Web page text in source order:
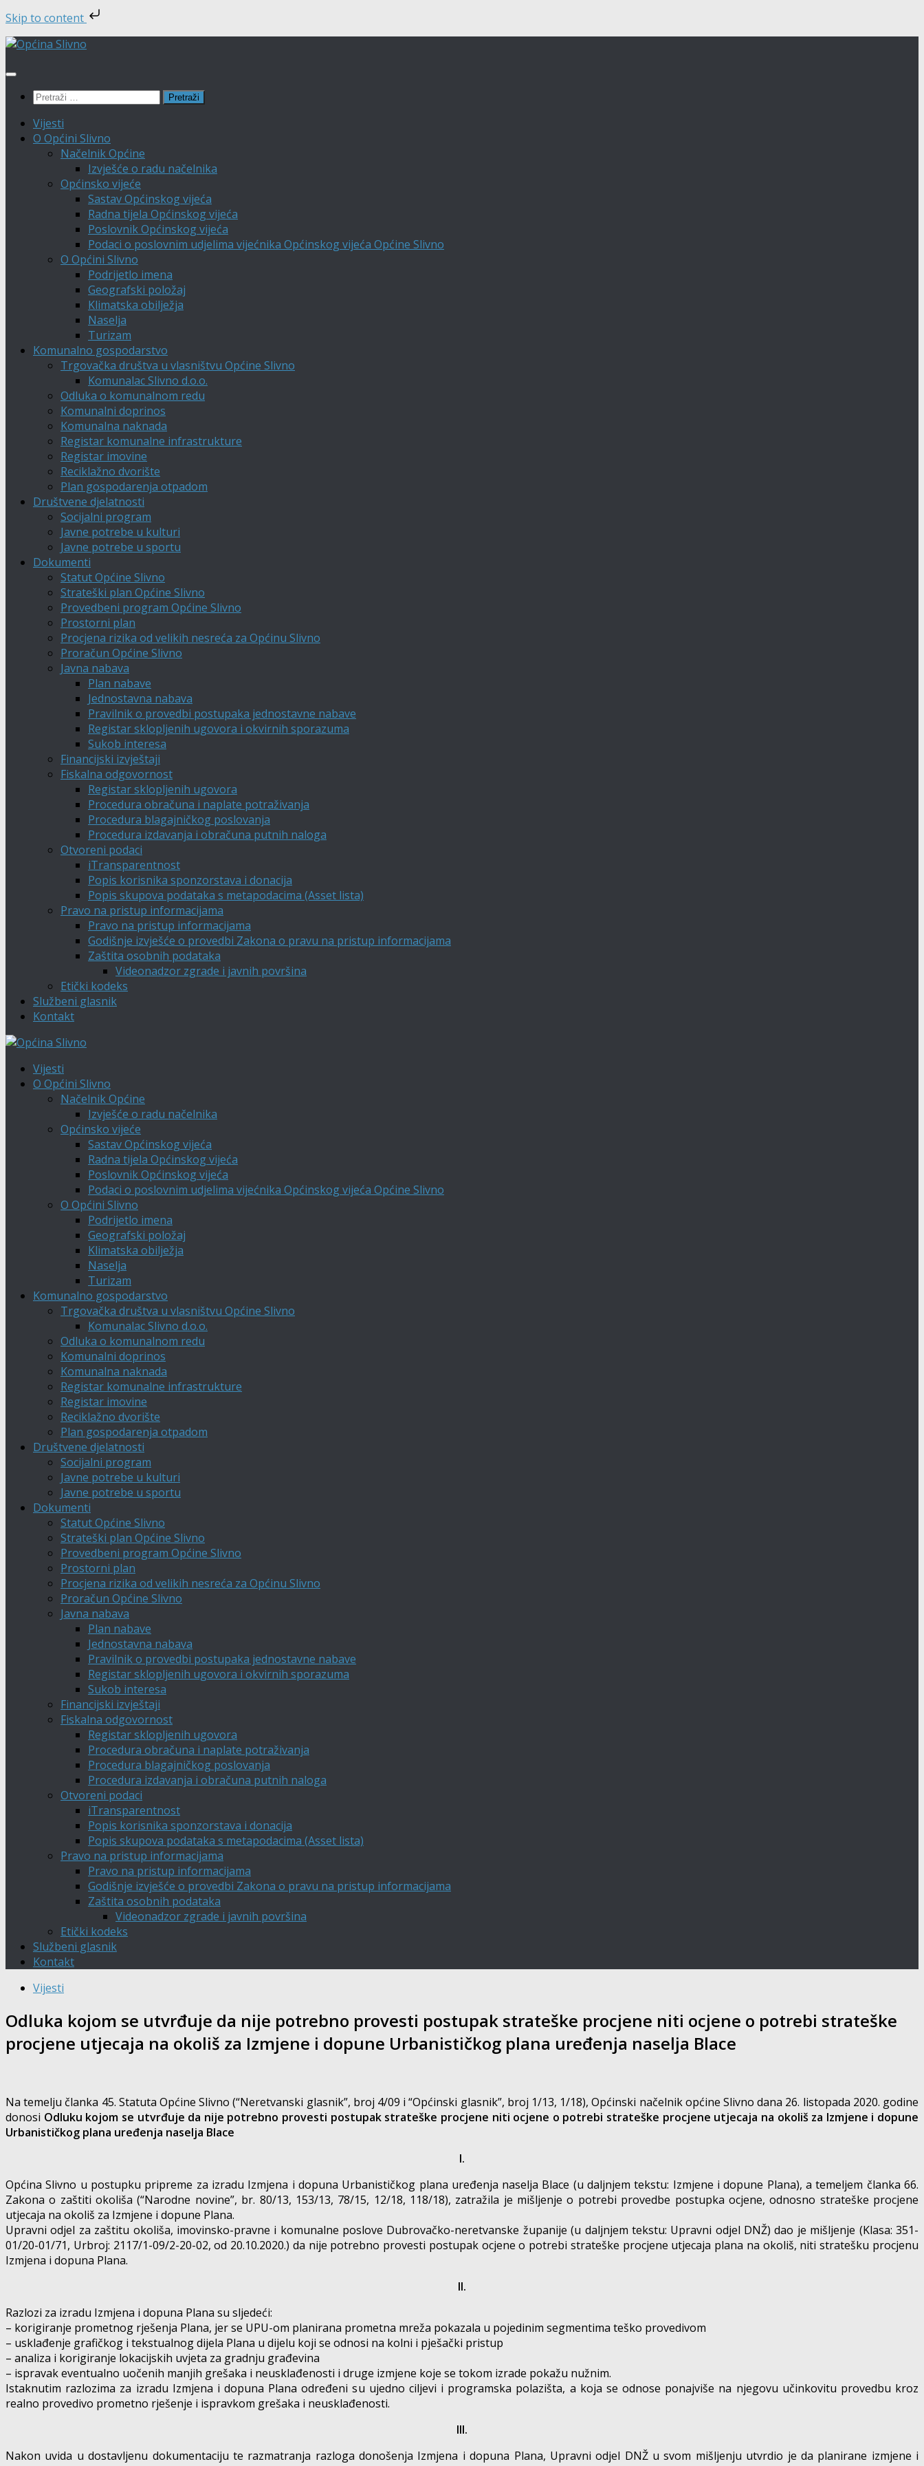
Skip to content
Skip
content
Pretraži:
Vijesti
O Općini Slivno
Načelnik Općine
Izvješće o radu načelnika
Općinsko vijeće
Sastav Općinskog vijeća
Radna tijela Općinskog vijeća
Poslovnik Općinskog vijeća
Podaci o poslovnim udjelima vijećnika Općinskog vijeća Općine Slivno
O Općini Slivno
Podrijetlo imena
Geografski položaj
Klimatska obilježja
Naselja
Turizam
Komunalno gospodarstvo
Trgovačka društva u vlasništvu Općine Slivno
Komunalac Slivno d.o.o.
Odluka o komunalnom redu
Komunalni doprinos
Komunalna naknada
Registar komunalne infrastrukture
Registar imovine
Reciklažno dvorište
Plan gospodarenja otpadom
Društvene djelatnosti
Socijalni program
Javne potrebe u kulturi
Javne potrebe u sportu
Dokumenti
Statut Općine Slivno
Strateški plan Općine Slivno
Provedbeni program Općine Slivno
Prostorni plan
Procjena rizika od velikih nesreća za Općinu Slivno
Proračun Općine Slivno
Javna nabava
Plan nabave
Jednostavna nabava
Pravilnik o provedbi postupaka jednostavne nabave
Registar sklopljenih ugovora i okvirnih sporazuma
Sukob interesa
Financijski izvještaji
Fiskalna odgovornost
Registar sklopljenih ugovora
Procedura obračuna i naplate potraživanja
Procedura blagajničkog poslovanja
Procedura izdavanja i obračuna putnih naloga
Otvoreni podaci
iTransparentnost
Popis korisnika sponzorstava i donacija
Popis skupova podataka s metapodacima (Asset lista)
Pravo na pristup informacijama
Pravo na pristup informacijama
Godišnje izvješće o provedbi Zakona o pravu na pristup informacijama
Zaštita osobnih podataka
Videonadzor zgrade i javnih površina
Etički kodeks
Službeni glasnik
Kontakt
Vijesti
O Općini Slivno
Načelnik Općine
Izvješće o radu načelnika
Općinsko vijeće
Sastav Općinskog vijeća
Radna tijela Općinskog vijeća
Poslovnik Općinskog vijeća
Podaci o poslovnim udjelima vijećnika Općinskog vijeća Općine Slivno
O Općini Slivno
Podrijetlo imena
Geografski položaj
Klimatska obilježja
Naselja
Turizam
Komunalno gospodarstvo
Trgovačka društva u vlasništvu Općine Slivno
Komunalac Slivno d.o.o.
Odluka o komunalnom redu
Komunalni doprinos
Komunalna naknada
Registar komunalne infrastrukture
Registar imovine
Reciklažno dvorište
Plan gospodarenja otpadom
Društvene djelatnosti
Socijalni program
Javne potrebe u kulturi
Javne potrebe u sportu
Dokumenti
Statut Općine Slivno
Strateški plan Općine Slivno
Provedbeni program Općine Slivno
Prostorni plan
Procjena rizika od velikih nesreća za Općinu Slivno
Proračun Općine Slivno
Javna nabava
Plan nabave
Jednostavna nabava
Pravilnik o provedbi postupaka jednostavne nabave
Registar sklopljenih ugovora i okvirnih sporazuma
Sukob interesa
Financijski izvještaji
Fiskalna odgovornost
Registar sklopljenih ugovora
Procedura obračuna i naplate potraživanja
Procedura blagajničkog poslovanja
Procedura izdavanja i obračuna putnih naloga
Otvoreni podaci
iTransparentnost
Popis korisnika sponzorstava i donacija
Popis skupova podataka s metapodacima (Asset lista)
Pravo na pristup informacijama
Pravo na pristup informacijama
Godišnje izvješće o provedbi Zakona o pravu na pristup informacijama
Zaštita osobnih podataka
Videonadzor zgrade i javnih površina
Etički kodeks
Službeni glasnik
Kontakt
Vijesti
Odluka kojom se utvrđuje da nije potrebno provesti postupak strateške procjene niti ocjene o potrebi strateške
procjene utjecaja na okoliš za Izmjene i dopune Urbanističkog plana uređenja naselja Blace
Na temelju članka 45. Statuta Općine Slivno (“Neretvanski glasnik”, broj 4/09 i “Općinski glasnik”, broj 1/13, 1/18), Općinski načelnik općine Slivno dana 26. listopada 2020. godine
donosi Odluku kojom se utvrđuje da nije potrebno provesti postupak strateške procjene niti ocjene o potrebi strateške procjene utjecaja na okoliš za Izmjene i dopune
Urbanističkog plana uređenja naselja Blace
I.
Općina Slivno u postupku pripreme za izradu Izmjena i dopuna Urbanističkog plana uređenja naselja Blace (u daljnjem tekstu: Izmjene i dopune Plana), a temeljem članka 66.
Zakona o zaštiti okoliša (“Narodne novine”, br. 80/13, 153/13, 78/15, 12/18, 118/18), zatražila je mišljenje o potrebi provedbe postupka ocjene, odnosno strateške procjene
utjecaja na okoliš za Izmjene i dopune Plana.
Upravni odjel za zaštitu okoliša, imovinsko-pravne i komunalne poslove Dubrovačko-neretvanske županije (u daljnjem tekstu: Upravni odjel DNŽ) dao je mišljenje (Klasa: 351-
01/20-01/71, Urbroj: 2117/1-09/2-20-02, od 20.10.2020.) da nije potrebno provesti postupak ocjene o potrebi strateške procjene utjecaja plana na okoliš, niti stratešku procjenu
Izmjena i dopuna Plana.
II.
Razlozi za izradu Izmjena i dopuna Plana su sljedeći:
– korigiranje prometnog rješenja Plana, jer se UPU-om planirana prometna mreža pokazala u pojedinim segmentima teško provedivom
– usklađenje grafičkog i tekstualnog dijela Plana u dijelu koji se odnosi na kolni i pješački pristup
– analiza i korigiranje lokacijskih uvjeta za gradnju građevina
– ispravak eventualno uočenih manjih grešaka i neusklađenosti i druge izmjene koje se tokom izrade pokažu nužnim.
Istaknutim razlozima za izradu Izmjena i dopuna Plana određeni su ujedno ciljevi i programska polazišta, a koja se odnose ponajviše na njegovu učinkovitu provedbu kroz
realno provedivo prometno rješenje i ispravkom grešaka i neusklađenosti.
III.
Nakon uvida u dostavljenu dokumentaciju te razmatranja razloga donošenja Izmjena i dopuna Plana, Upravni odjel DNŽ u svom mišljenju utvrdio je da planirane izmjene i